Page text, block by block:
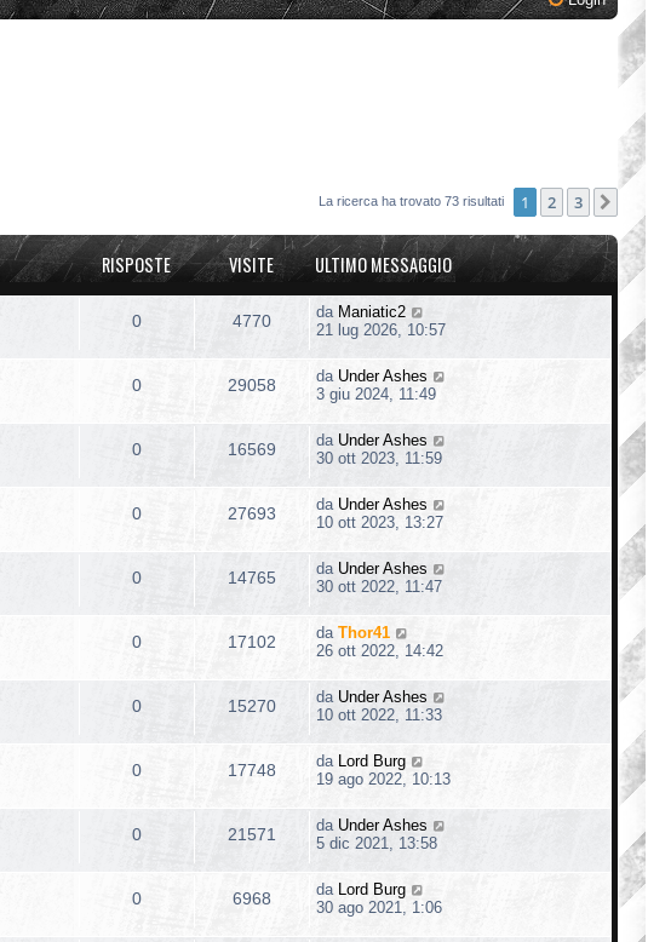
La ricerca ha trovato 73 risultati 1 2 3
RISPOSTE VISITE ULTIMO MESSAGGIO
0 4770 da Maniatic2
21 lug 2026, 10:57
0 29058 da Under Ashes
3 giu 2024, 11:49
0 16569 da Under Ashes
30 ott 2023, 11:59
0 27693 da Under Ashes
10 ott 2023, 13:27
0 14765 da Under Ashes
30 ott 2022, 11:47
0 17102 da Thor41
26 ott 2022, 14:42
0 15270 da Under Ashes
10 ott 2022, 11:33
0 17748 da Lord Burg
19 ago 2022, 10:13
0 21571 da Under Ashes
5 dic 2021, 13:58
0 6968 da Lord Burg
30 ago 2021, 1:06